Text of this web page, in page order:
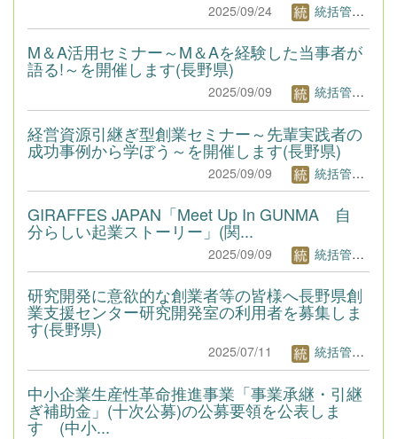
2025/09/24 統括管理者1
M＆A活用セミナー～M＆Aを経験した当事者が
語る!～を開催します(長野県)
2025/09/09 統括管理者1
経営資源引継ぎ型創業セミナー～先輩実践者の
成功事例から学ぼう～を開催します(長野県)
2025/09/09 統括管理者1
GIRAFFES JAPAN「Meet Up In GUNMA 自
分らしい起業ストーリー」(関...
2025/09/09 統括管理者1
研究開発に意欲的な創業者等の皆様へ長野県創
業支援センター研究開発室の利用者を募集しま
す(長野県)
2025/07/11 統括管理者1
中小企業生産性革命推進事業「事業承継・引継
ぎ補助金」(十次公募)の公募要領を公表しま
す (中小...